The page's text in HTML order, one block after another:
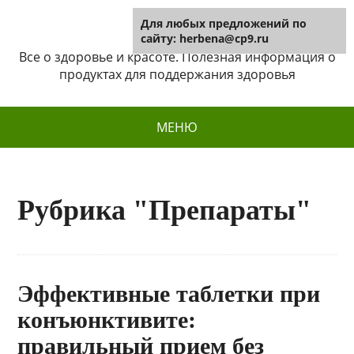
Herbena
Все о здоровье и красоте. Полезная информация о
продуктах для поддержания здоровья
МЕНЮ
Рубрика "Препараты"
Эффективные таблетки при
конъюнктивите:
правильный прием без
Для любых предложений по
сайту: herbena@cp9.ru